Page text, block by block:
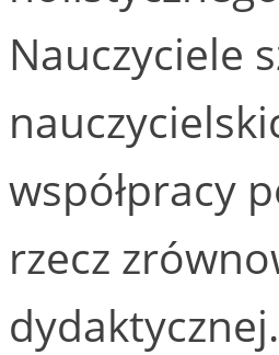
Nauczyciele
współpracy
rzecz
dydaktycznej.